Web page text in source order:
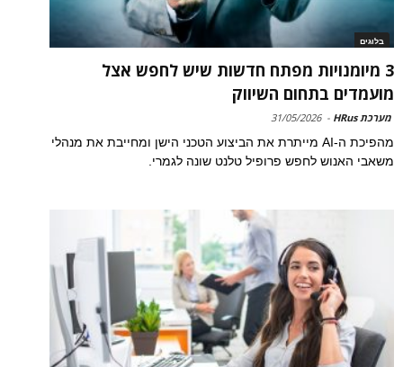
בלוגים
3 מיומנויות מפתח חדשות שיש לחפש אצל
מועמדים בתחום השיווק
מערכת HRus -
31/05/2026
מהפיכת ה-AI מייתרת את הביצוע הטכני הישן ומחייבת את מנהלי
משאבי האנוש לחפש פרופיל טלנט שונה לגמרי.